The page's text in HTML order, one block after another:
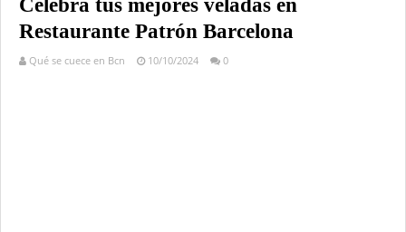
Celebra tus mejores veladas en
Restaurante Patrón Barcelona
Qué se cuece en Bcn 10/10/2024 0